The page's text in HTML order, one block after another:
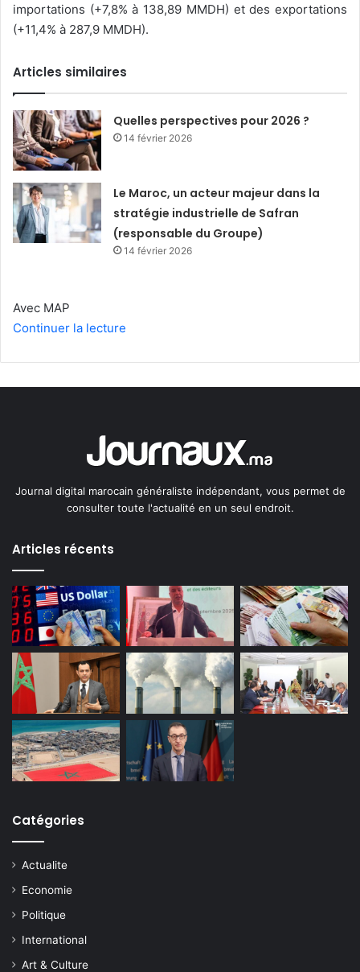
importations (+7,8% à 138,89 MMDH) et des exportations
(+11,4% à 287,9 MMDH).
Articles similaires
Quelles perspectives pour 2026 ?
14 février 2026
Le Maroc, un acteur majeur dans la
stratégie industrielle de Safran
(responsable du Groupe)
14 février 2026
Avec MAP
Continuer la lecture
Journal digital marocain généraliste indépendant, vous permet de
consulter toute l'actualité en un seul endroit.
Articles récents
Catégories
Actualite
Economie
Politique
International
Art & Culture